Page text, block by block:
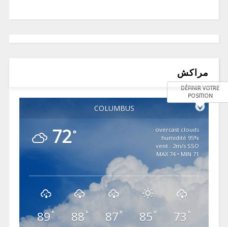
مراكش
COLUMBUS
DÉFINIR VOTRE
POSITION
72°
overcast clouds
95% humidité
vent : 2m/s SSO
MAX 74 • MIN 71
89° 88 ° 87° 85 ° 73 °